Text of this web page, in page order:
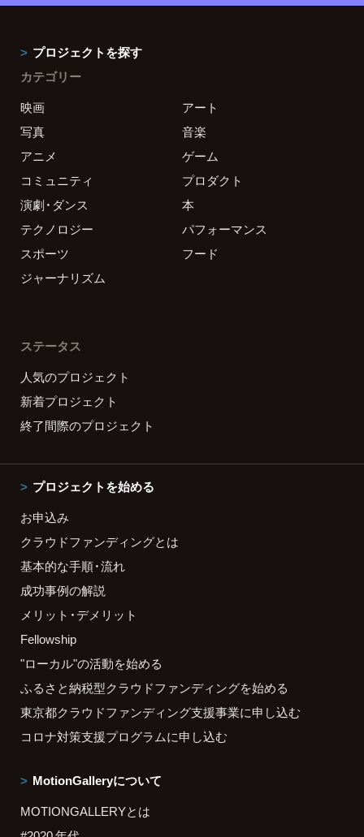
プロジェクトを探す
カテゴリー
映画
アート
写真
音楽
アニメ
ゲーム
コミュニティ
プロダクト
演劇・ダンス
本
テクノロジー
パフォーマンス
スポーツ
フード
ジャーナリズム
ステータス
人気のプロジェクト
新着プロジェクト
終了間際のプロジェクト
プロジェクトを始める
お申込み
クラウドファンディングとは
基本的な手順・流れ
成功事例の解説
メリット・デメリット
Fellowship
"ローカル"の活動を始める
ふるさと納税型クラウドファンディングを始める
東京都クラウドファンディング支援事業に申し込む
コロナ対策支援プログラムに申し込む
MotionGalleryについて
MOTIONGALLERYとは